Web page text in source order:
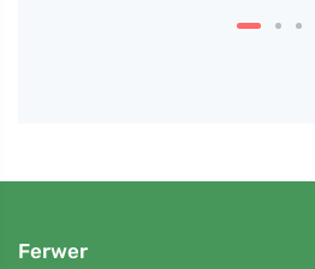
Ferwer